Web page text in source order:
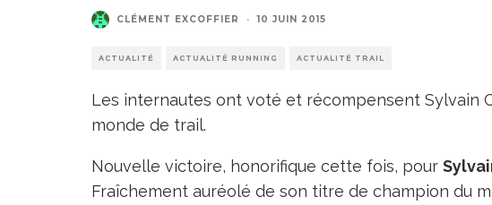
CLÉMENT EXCOFFIER · 10 JUIN 2015
ACTUALITÉ ACTUALITÉ RUNNING ACTUALITÉ TRAIL
Les internautes ont voté et récompensent Sylvain
monde de trail.
Nouvelle victoire, honorifique cette fois, pour
Fraîchement auréolé de son titre de champion du